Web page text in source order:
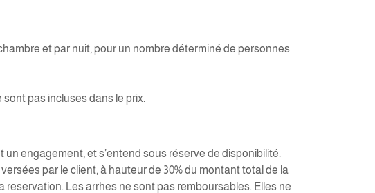
et par nuit, pour un nombre déterminé de personnes
pas incluses dans le prix.
engagement, et s’entend sous réserve de disponibilité.
par le client, à hauteur de 30% du montant total de la
reservation. Les arrhes ne sont pas remboursables. Elles ne